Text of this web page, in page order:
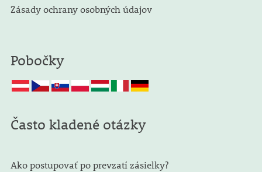
Zásady ochrany osobných údajov
Pobočky
Často kladené otázky
Ako postupovať po prevzatí zásielky?